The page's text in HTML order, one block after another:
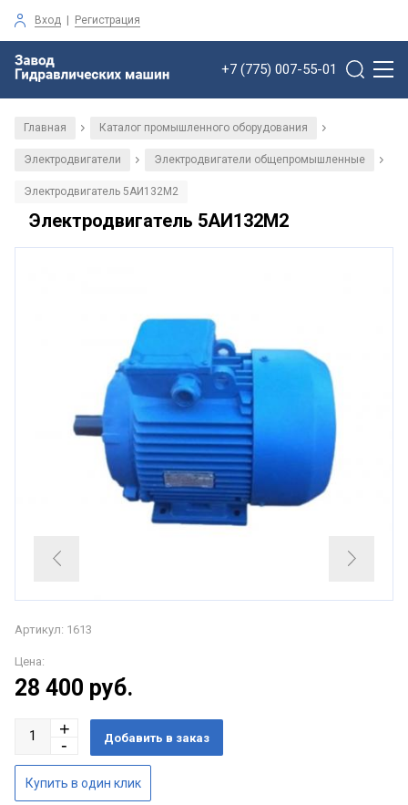
Вход | Регистрация
+7 (775) 007-55-01
Главная / Каталог промышленного оборудования /
Электродвигатели / Электродвигатели общепромышленные /
Электродвигатель 5АИ132М2
Электродвигатель 5АИ132М2
Артикул: 1613
Цена:
28 400 руб.